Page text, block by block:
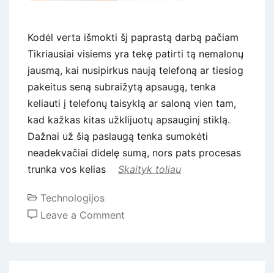
Kodėl verta išmokti šį paprastą darbą pačiam
Tikriausiai visiems yra tekę patirti tą nemalonų
jausmą, kai nusipirkus naują telefoną ar tiesiog
pakeitus seną subraižytą apsaugą, tenka
keliauti į telefonų taisyklą ar saloną vien tam,
kad kažkas kitas užklijuotų apsauginį stiklą.
Dažnai už šią paslaugą tenka sumokėti
neadekvačiai didelę sumą, nors pats procesas
trunka vos kelias
Skaityk toliau
Technologijos
Leave a Comment